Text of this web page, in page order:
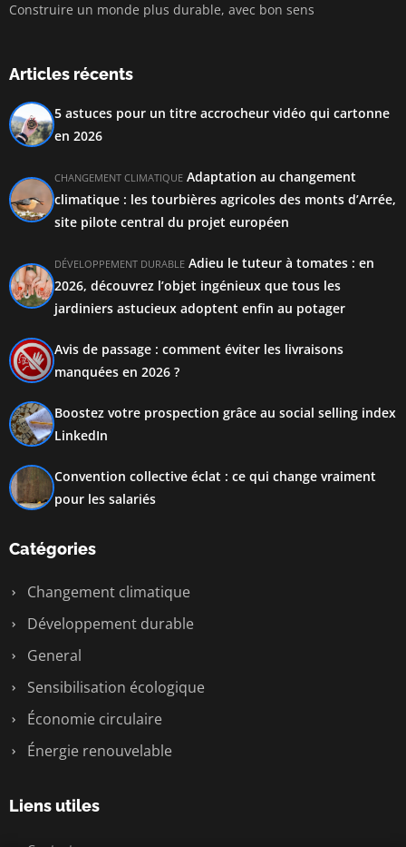
Construire un monde plus durable, avec bon sens
Articles récents
5 astuces pour un titre accrocheur vidéo qui cartonne
en 2026
CHANGEMENT CLIMATIQUE Adaptation au changement
climatique : les tourbières agricoles des monts d’Arrée,
site pilote central du projet européen
DÉVELOPPEMENT DURABLE Adieu le tuteur à tomates : en
2026, découvrez l’objet ingénieux que tous les
jardiniers astucieux adoptent enfin au potager
Avis de passage : comment éviter les livraisons
manquées en 2026 ?
Boostez votre prospection grâce au social selling index
LinkedIn
Convention collective éclat : ce qui change vraiment
pour les salariés
Catégories
Changement climatique
Développement durable
General
Sensibilisation écologique
Économie circulaire
Énergie renouvelable
Liens utiles